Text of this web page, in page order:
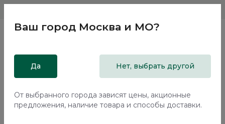
Главная
Кровати
Двуспальная кровать с подъемным механизмом Тэвин /
Ваш город Москва и МО?
Да Нет, выбрать другой
От выбранного города зависят цены, акционные
предложения, наличие товара и способы доставки.